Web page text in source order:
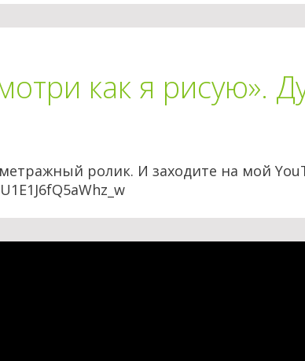
как я рисую».
ролик. И заходите на мой